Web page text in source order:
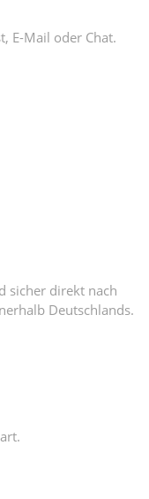
E-Mail oder Chat.
sicher direkt nach
Deutschlands.